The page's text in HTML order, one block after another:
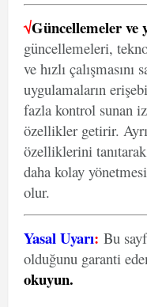
√Güncellemeler ve
güncellemeleri,
ve hızlı çalışmasını
uygulamaların
fazla kontrol sunan
özellikler getirir.
özelliklerini
daha kolay
olur.
Yasal Uyarı: Bu
olduğunu garanti
okuyun.